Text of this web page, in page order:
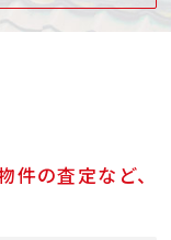
件の査定など、